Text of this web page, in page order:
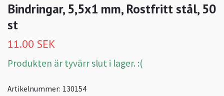
Bindringar, 5,5x1 mm, Rostfritt stål, 50
st
11.00 SEK
Produkten är tyvärr slut i lager. :(
Artikelnummer: 130154